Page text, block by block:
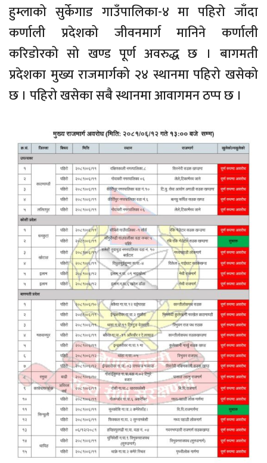
हुम्लाको सुर्केगाड गाउँपालिका-४ मा पहिरो जाँदा
कर्णाली प्रदेशको जीवनमार्ग मानिने कर्णाली
करिडोरको सो खण्ड पूर्ण अवरुद्ध छ । बागमती
प्रदेशका मुख्य राजमार्गको २४ स्थानमा पहिरो खसेको
छ । पहिरो खसेका सबै स्थानमा आवागमन ठप्प छ ।